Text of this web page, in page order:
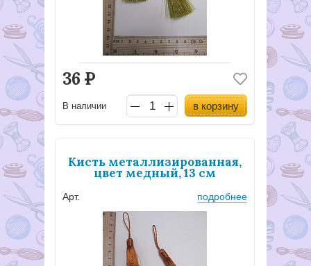
36 Р
В наличии в корзину
Кисть металлизированная,
цвет медный, 13 см
Арт. подробнее